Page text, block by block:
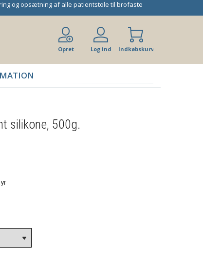
og opsætning af alle patientstole til brofaste
Opret
Log ind Indkøbskurv
silikone, 500g.